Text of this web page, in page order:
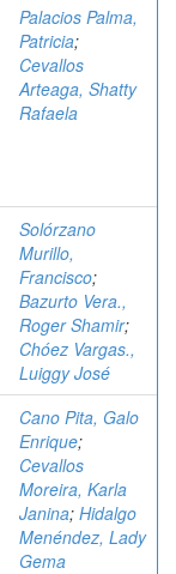
Palacios Palma,
Patricia;
Cevallos
Arteaga, Shatty
Rafaela
Solórzano
Murillo,
Francisco;
Bazurto Vera.,
Roger Shamir;
Chóez Vargas.,
Luiggy José
Cano Pita, Galo
Enrique;
Cevallos
Moreira, Karla
Janina; Hidalgo
Menéndez, Lady
Gema